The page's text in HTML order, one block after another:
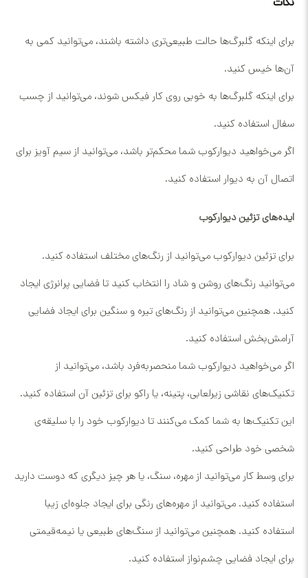
نکات
برای اینکه گلبرگ‌ها حالت طبیعی‌تری داشته باشند، می‌توانید کمی به
آن‌ها خیس کنید.
برای اینکه گلبرگ‌ها به خوبی روی کار فیکس شوند، می‌توانید از چسب
سفال استفاده کنید.
اگر می‌خواهید دیوارکوب شما محکم‌تر باشد، می‌توانید از سیم آویز برای
اتصال آن به دیوار استفاده کنید.
ایده‌های تزئین دیوارکوب
برای تزئین دیوارکوب می‌توانید از رنگ‌های مختلف استفاده کنید.
می‌توانید رنگ‌های روشن و شاد را انتخاب کنید تا فضایی پرانرژی ایجاد
کنید. همچنین می‌توانید از رنگ‌های تیره و سنگین برای ایجاد فضایی
آرامش‌بخش استفاده کنید.
اگر می‌خواهید دیوارکوب شما منحصربه‌فرد باشد، می‌توانید از
تکنیک‌های نقاشی زیرلعابی، پتینه، یا راکو برای تزئین آن استفاده کنید.
این تکنیک‌ها به شما کمک می‌کنند تا دیوارکوب خود را با سلیقه‌ی
شخصی خود طراحی کنید.
برای وسط کار می‌توانید از مهره، سنگ، یا هر چیز دیگری که دوست دارید
استفاده کنید. می‌توانید از مهره‌های رنگی برای ایجاد جلوه‌ای زیبا
استفاده کنید. همچنین می‌توانید از سنگ‌های طبیعی یا نیمه‌قیمتی
برای ایجاد فضایی چشم‌نواز استفاده کنید.